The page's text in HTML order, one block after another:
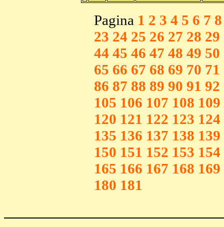
Pagina 1 2 3 4 5 6 7 8
23 24 25 26 27 28 29
44 45 46 47 48 49 50
65 66 67 68 69 70 71
86 87 88 89 90 91 92
105 106 107 108 109
120 121 122 123 124
135 136 137 138 139
150 151 152 153 154
165 166 167 168 169
180 181